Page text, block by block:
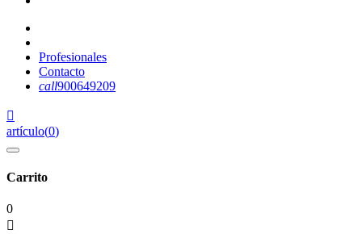
Profesionales
Contacto
call900649209

artículo(0)
Carrito
0
